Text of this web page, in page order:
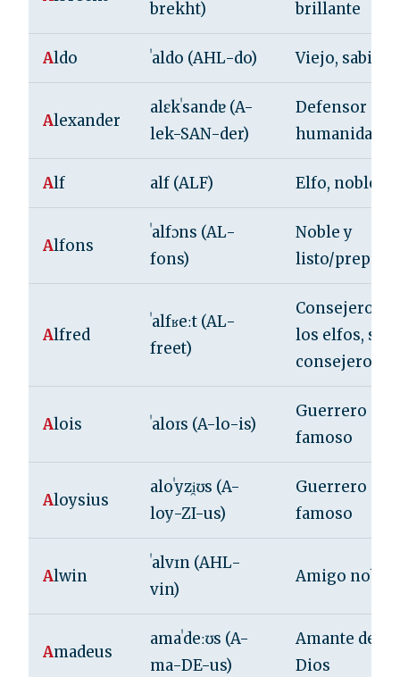
brekht) brillante
Aldo ˈaldo (AHL-do) Viejo, sabio
Alexander
alɛkˈsandɐ (A-
lek-SAN-der)
Defensor de
humanidad
Alf alf (ALF) Elfo, noble
Alfons
ˈalfɔns (AL-
fons)
Noble y
listo/
Alfred
ˈalfʁeːt (AL-
freet)
Consejero de
los elfos,
consejero
Alois ˈaloɪs (A-lo-is)
Guerrero
famoso
Aloysius
aloˈyzi̯ʊs (A-
loy-ZI-us)
Guerrero
famoso
Alwin
ˈalvɪn (AHL-
vin)
Amigo noble
Amadeus
amaˈdeːʊs (A-
ma-DE-us)
Amante de
Dios